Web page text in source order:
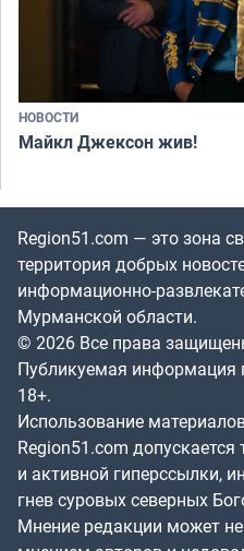
НОВОСТИ
Майкл Джексон жив!
Region51.com — это зона
территория добрых
информационно-
Мурманской области.
© 2026 Все права
Публикуемая информация
18+.
Использование
Region51.com
и активной гиперссылки,
гнев суровых северных
Мнение редакции может